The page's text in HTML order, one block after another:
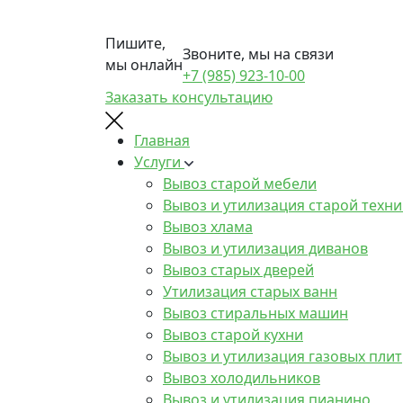
Пишите,
мы онлайн
Звоните, мы на связи
+7 (985) 923-10-00
Заказать консультацию
Главная
Услуги
Вывоз старой мебели
Вывоз и утилизация старой
Вывоз хлама
Вывоз и утилизация диванов
Вывоз старых дверей
Утилизация старых ванн
Вывоз стиральных машин
Вывоз старой кухни
Вывоз и утилизация газовых плит
Вывоз холодильников